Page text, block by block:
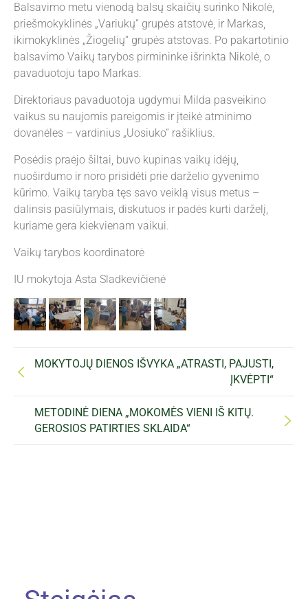
Balsavimo metu vienodą balsų skaičių surinko Nikolė,
priešmokyklinės „Variukų“ grupės atstovė, ir Markas,
ikimokyklinės „Žiogelių“ grupės atstovas. Po pakartotinio
balsavimo Vaikų tarybos pirmininke išrinkta Nikolė, o
pavaduotoju tapo Markas.
Direktoriaus pavaduotoja ugdymui Milda pasveikino
vaikus su naujomis pareigomis ir įteikė atminimo
dovanėles – vardinius „Uosiuko“ rašiklius.
Posėdis praėjo šiltai, buvo kupinas vaikų idėjų,
nuoširdumo ir noro prisidėti prie darželio gyvenimo
kūrimo. Vaikų taryba tęs savo veiklą visus metus –
dalinsis pasiūlymais, diskutuos ir padės kurti darželį,
kuriame gera kiekvienam vaikui.
Vaikų tarybos koordinatorė
IU mokytoja Asta Sladkevičienė
METODINĖ DIENA „MOKOMĖS VIENI IŠ KITŲ.
GEROSIOS PATIRTIES SKLAIDA“
MOKYTOJŲ DIENOS IŠVYKA „ATRASTI, PAJUSTI,
ĮKVĖPTI“